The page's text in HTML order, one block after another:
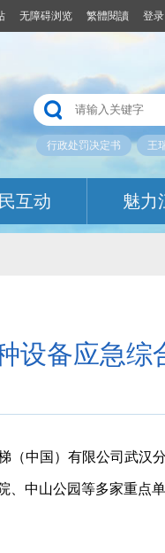
无障碍浏览 繁體閱讀 登录
行政处罚决定书 王
互动 魅力
设备应急综
（中国）有限公司武汉
中山公园等多家重点